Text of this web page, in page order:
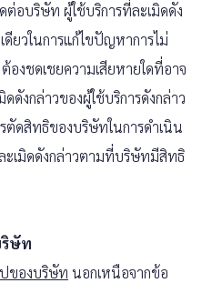
ต่อบริษัท ผู้ใช้บริการที่ละเมิดดัง
ยวในการแก้ไขปัญหาการไม่
งชดเชยความเสียหายใดที่อาจ
ดังกล่าวของผู้ใช้บริการดังกล่าว
ตัดสิทธิของบริษัทในการดำเนิน
ะเมิดดังกล่าวตามที่บริษัทมีสิทธิ
ริษัท
ของบริษัท นอกเหนือจากข้อ